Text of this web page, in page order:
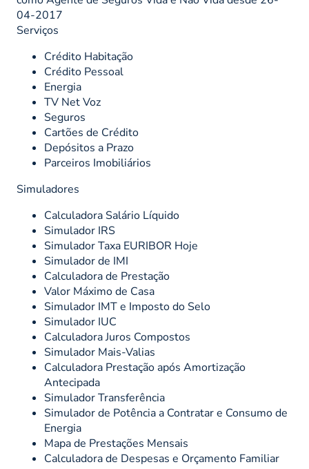
04-2017
Serviços
Crédito Habitação
Crédito Pessoal
Energia
TV Net Voz
Seguros
Cartões de Crédito
Depósitos a Prazo
Parceiros Imobiliários
Simuladores
Calculadora Salário Líquido
Simulador IRS
Simulador Taxa EURIBOR Hoje
Simulador de IMI
Calculadora de Prestação
Valor Máximo de Casa
Simulador IMT e Imposto do Selo
Simulador IUC
Calculadora Juros Compostos
Simulador Mais-Valias
Calculadora Prestação após Amortização
Antecipada
Simulador Transferência
Simulador de Potência a Contratar e Consumo de
Energia
Mapa de Prestações Mensais
Calculadora de Despesas e Orçamento Familiar